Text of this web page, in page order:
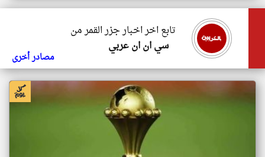
تابع اخر اخبار جزر القمر من
سي ان ان عربي
مصادر أخرى